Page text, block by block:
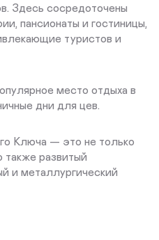
Здесь сосредоточены
пансионаты и гостиницы,
туристов и
место отдыха в
дни для цев.
Ключа — это не только
развитый
и металлургический